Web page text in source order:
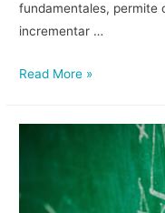
fundamentales, permite
incrementar …
Read More »